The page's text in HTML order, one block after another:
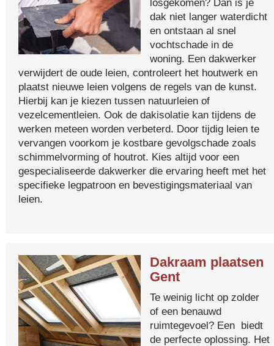
losgekomen? Dan is je
dak niet langer waterdicht
en ontstaan al snel
vochtschade in de
woning. Een dakwerker
verwijdert de oude leien, controleert het houtwerk en
plaatst nieuwe leien volgens de regels van de kunst.
Hierbij kan je kiezen tussen natuurleien of
vezelcementleien. Ook de dakisolatie kan tijdens de
werken meteen worden verbeterd. Door tijdig leien te
vervangen voorkom je kostbare gevolgschade zoals
schimmelvorming of houtrot. Kies altijd voor een
gespecialiseerde dakwerker die ervaring heeft met het
specifieke legpatroon en bevestigingsmateriaal van
leien.
Dakraam plaatsen
Gent
Te weinig licht op zolder
of een benauwd
ruimtegevoel? Een biedt
de perfecte oplossing. Het